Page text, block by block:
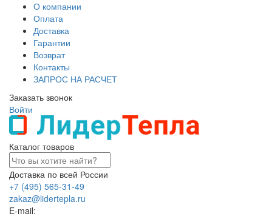
О компании
Оплата
Доставка
Гарантии
Возврат
Контакты
ЗАПРОС НА РАСЧЕТ
Заказать звонок
Войти
Каталог товаров
Доставка по всей России
+7 (495) 565-31-49
zakaz@lidertepla.ru
E-mail: